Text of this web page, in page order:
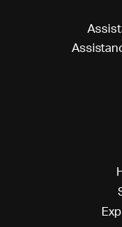
Assist
Assistan
Exp